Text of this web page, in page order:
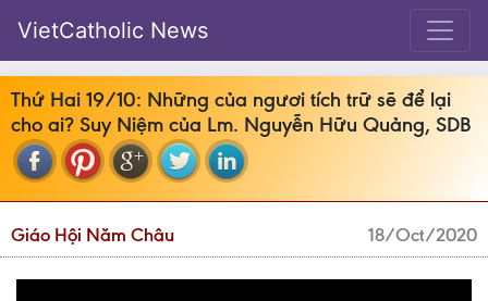
VietCatholic News
Thứ Hai 19/10: Những của ngươi tích trữ sẽ để lại
cho ai? Suy Niệm của Lm. Nguyễn Hữu Quảng, SDB
Giáo Hội Năm Châu 18/Oct/2020